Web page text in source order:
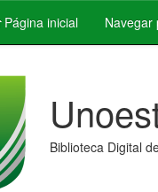
Página inicial Navegar
Biblioteca Digital